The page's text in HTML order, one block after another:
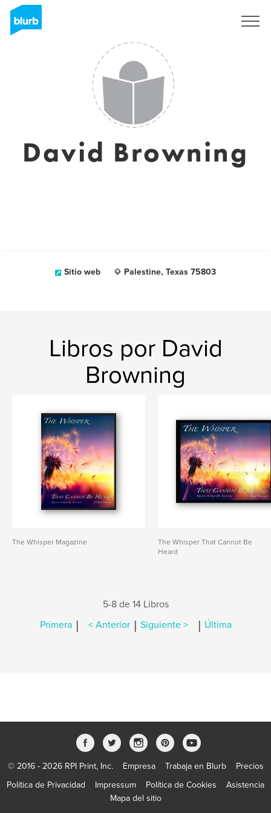
David Browning
Sitio web Palestine, Texas 75803
Libros por David
Browning
The Whisper Magazine
The Whisper That Cannot Be
Heard
5-8 de 14 Libros
Primera | < Anterior | Siguiente > | Última
© 2016 - 2026 RPI Print, Inc. Empresa Trabaja en Blurb
Precios
Política de Privacidad
Impressum Política de Cookies
Asistencia
Mapa del sitio